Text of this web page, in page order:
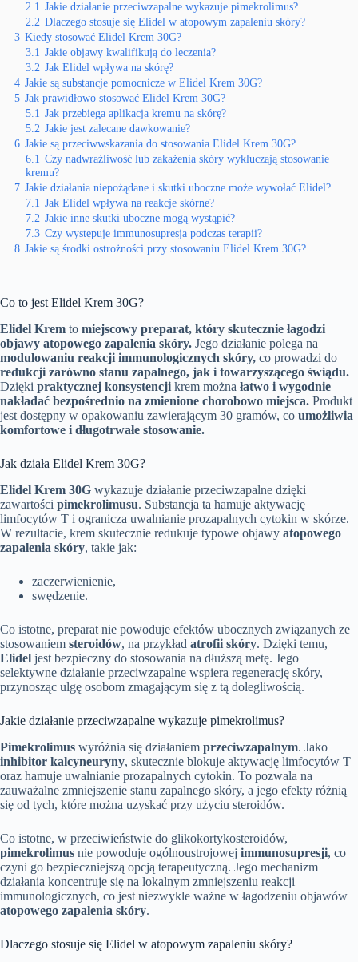
2.1 Jakie działanie przeciwzapalne wykazuje pimekrolimus?
2.2 Dlaczego stosuje się Elidel w atopowym zapaleniu skóry?
3 Kiedy stosować Elidel Krem 30G?
3.1 Jakie objawy kwalifikują do leczenia?
3.2 Jak Elidel wpływa na skórę?
4 Jakie są substancje pomocnicze w Elidel Krem 30G?
5 Jak prawidłowo stosować Elidel Krem 30G?
5.1 Jak przebiega aplikacja kremu na skórę?
5.2 Jakie jest zalecane dawkowanie?
6 Jakie są przeciwwskazania do stosowania Elidel Krem 30G?
6.1 Czy nadwrażliwość lub zakażenia skóry wykluczają stosowanie
kremu?
7 Jakie działania niepożądane i skutki uboczne może wywołać Elidel?
7.1 Jak Elidel wpływa na reakcje skórne?
7.2 Jakie inne skutki uboczne mogą wystąpić?
7.3 Czy występuje immunosupresja podczas terapii?
8 Jakie są środki ostrożności przy stosowaniu Elidel Krem 30G?
Co to jest Elidel Krem 30G?
Elidel Krem to miejscowy preparat, który skutecznie łagodzi
objawy atopowego zapalenia skóry. Jego działanie polega na
modulowaniu reakcji immunologicznych skóry, co prowadzi do
redukcji zarówno stanu zapalnego, jak i towarzyszącego świądu.
Dzięki praktycznej konsystencji krem można łatwo i wygodnie
nakładać bezpośrednio na zmienione chorobowo miejsca. Produkt
jest dostępny w opakowaniu zawierającym 30 gramów, co umożliwia
komfortowe i długotrwałe stosowanie.
Jak działa Elidel Krem 30G?
Elidel Krem 30G wykazuje działanie przeciwzapalne dzięki
zawartości pimekrolimusu. Substancja ta hamuje aktywację
limfocytów T i ogranicza uwalnianie prozapalnych cytokin w skórze.
W rezultacie, krem skutecznie redukuje typowe objawy atopowego
zapalenia skóry, takie jak:
zaczerwienienie,
swędzenie.
Co istotne, preparat nie powoduje efektów ubocznych związanych ze
stosowaniem steroidów, na przykład atrofii skóry. Dzięki temu,
Elidel jest bezpieczny do stosowania na dłuższą metę. Jego
selektywne działanie przeciwzapalne wspiera regenerację skóry,
przynosząc ulgę osobom zmagającym się z tą dolegliwością.
Jakie działanie przeciwzapalne wykazuje pimekrolimus?
Pimekrolimus wyróżnia się działaniem przeciwzapalnym. Jako
inhibitor kalcyneuryny, skutecznie blokuje aktywację limfocytów T
oraz hamuje uwalnianie prozapalnych cytokin. To pozwala na
zauważalne zmniejszenie stanu zapalnego skóry, a jego efekty różnią
się od tych, które można uzyskać przy użyciu steroidów.
Co istotne, w przeciwieństwie do glikokortykosteroidów,
pimekrolimus nie powoduje ogólnoustrojowej immunosupresji, co
czyni go bezpieczniejszą opcją terapeutyczną. Jego mechanizm
działania koncentruje się na lokalnym zmniejszeniu reakcji
immunologicznych, co jest niezwykle ważne w łagodzeniu objawów
atopowego zapalenia skóry.
Dlaczego stosuje się Elidel w atopowym zapaleniu skóry?